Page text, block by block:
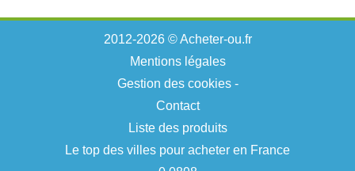
2012-2026 © Acheter-ou.fr
Mentions légales
Gestion des cookies-
Contact
Liste des produits
Le top des villes pour acheter en France